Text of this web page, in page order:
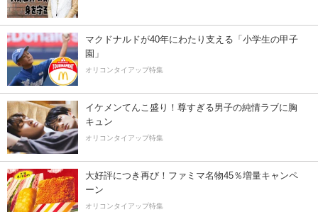
マクドナルドが40年にわたり支える「小学生の甲子
園」
オリコンタイアップ特集
イケメンてんこ盛り！尊すぎる男子の純情ラブに胸
キュン
オリコンタイアップ特集
大好評につき再び！ファミマ名物45％増量キャンペ
ーン
オリコンタイアップ特集